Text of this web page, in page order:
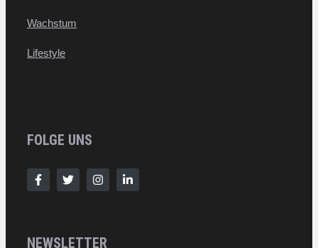
Wachstum
Lifestyle
FOLGE UNS
NEWSLETTER